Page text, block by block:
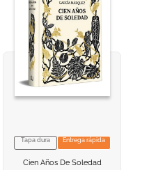
VER INFORMACION
Tapa dura Entrega rápida
Cien Años De Soledad